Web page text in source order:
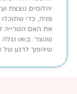
יהלומים נוצצת
פניה, כדי
את האם הטרייה
שנוצר. בואו
שיהפוך לרגע של